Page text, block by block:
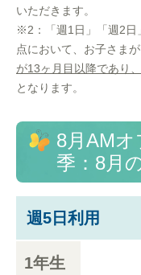
いただきます。
※2：「週1日」「週2日
点において、お子さま
が13ヶ月目以降であり
となります。
8月AM
季：8月
週5日利用
1年生